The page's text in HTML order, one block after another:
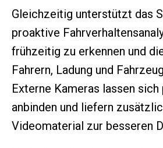
Gleichzeitig unterstützt das
proaktive
frühzeitig zu erkennen und
Fahrern, Ladung und
Externe Kameras lassen
anbinden und liefern
Videomaterial zur besseren